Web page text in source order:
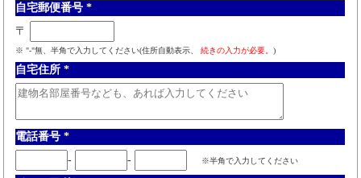
自宅郵便番号 *
〒
※ "-"無、半角で入力してください(住所自動表示、 続きの入力が必要。 )
自宅住所 *
電話番号 *
-
- ※半角で入力してください